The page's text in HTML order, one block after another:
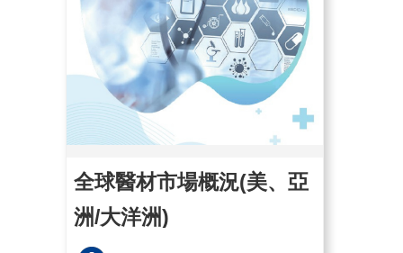
全球醫材市場概況(美、亞
洲/大洋洲)